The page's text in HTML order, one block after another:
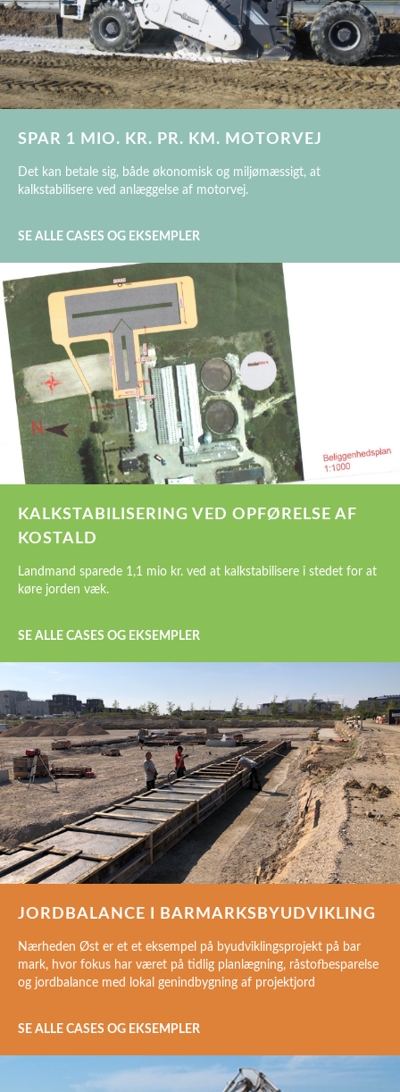
SPAR 1 MIO. KR. PR. KM. MOTORVEJ
Det kan betale sig, både økonomisk og miljømæssigt, at
kalkstabilisere ved anlæggelse af motorvej.
SE ALLE CASES OG EKSEMPLER
KALKSTABILISERING VED OPFØRELSE AF
KOSTALD
Landmand sparede 1,1 mio kr. ved at kalkstabilisere i stedet for at
køre jorden væk.
SE ALLE CASES OG EKSEMPLER
JORDBALANCE I BARMARKSBYUDVIKLING
Nærheden Øst er et et eksempel på byudviklingsprojekt på bar
mark, hvor fokus har været på tidlig planlægning, råstofbesparelse
og jordbalance med lokal genindbygning af projektjord
SE ALLE CASES OG EKSEMPLER